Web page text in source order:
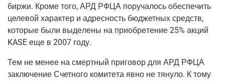
бир­жи. Кро­ме того, АРД РФЦА пору­ча­лось обес­пе­чить
целе­вой харак­тер и адрес­ность бюд­жет­ных средств,
кото­рые были выде­ле­ны на при­об­ре­те­ние 25% акций
KASE еще в 2007 году.
Тем не менее на смерт­ный при­го­вор для АРД РФЦА
заклю­че­ние Счет­но­го коми­те­та явно не тяну­ло. К тому